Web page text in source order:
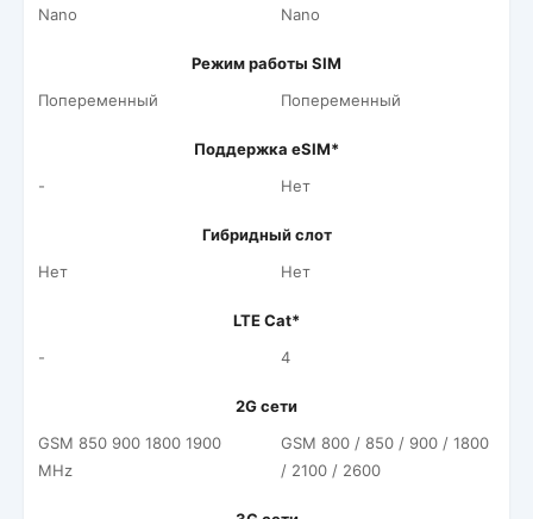
Nano
Nano
Режим работы SIM
Попеременный
Попеременный
Поддержка eSIM*
-
Нет
Гибридный слот
Нет
Нет
LTE Cat*
-
4
2G сети
GSM 850 900 1800 1900
MHz
GSM 800 / 850 / 900 / 1800
/ 2100 / 2600